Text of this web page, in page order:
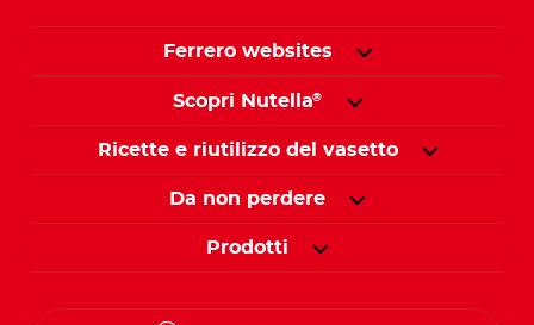
Ferrero websites
Scopri Nutella®
Ricette e riutilizzo del vasetto
Da non perdere
Prodotti